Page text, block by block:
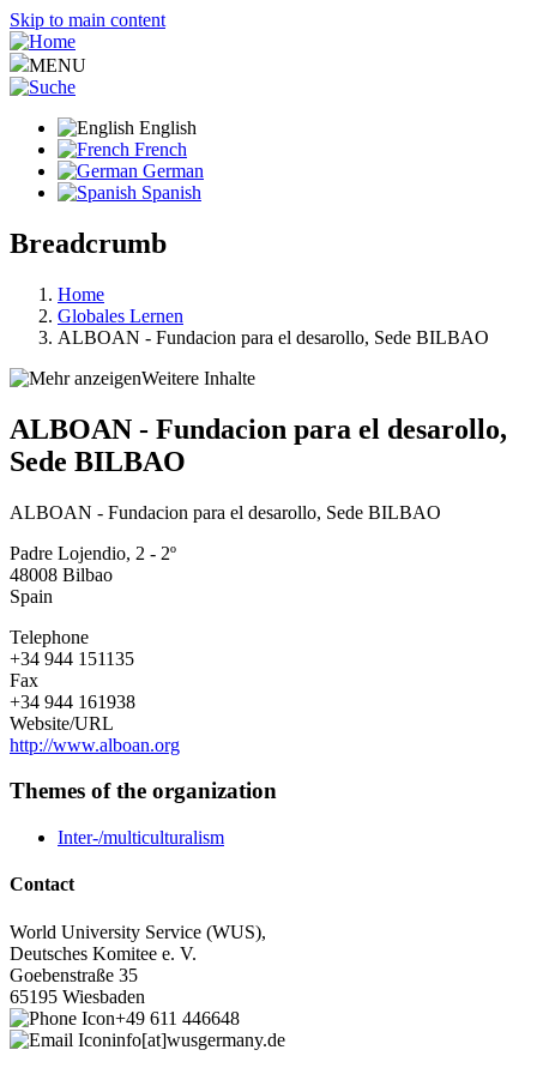
Skip to main content
MENU
English
French
German
Spanish
Breadcrumb
Home
Globales Lernen
ALBOAN - Fundacion para el desarollo, Sede BILBAO
Weitere Inhalte
ALBOAN - Fundacion para el desarollo,
Sede BILBAO
ALBOAN - Fundacion para el desarollo, Sede BILBAO
Padre Lojendio, 2 - 2º
48008 Bilbao
Spain
Telephone
+34 944 151135
Fax
+34 944 161938
Website/URL
http://www.alboan.org
Themes of the organization
Inter-/multiculturalism
Contact
World University Service (WUS),
Deutsches Komitee e. V.
Goebenstraße 35
65195 Wiesbaden
+49 611 446648
info[at]wusgermany.de